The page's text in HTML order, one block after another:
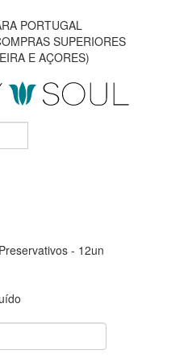
PORTUGAL
SUPERIORES
E AÇORES)
- 12un